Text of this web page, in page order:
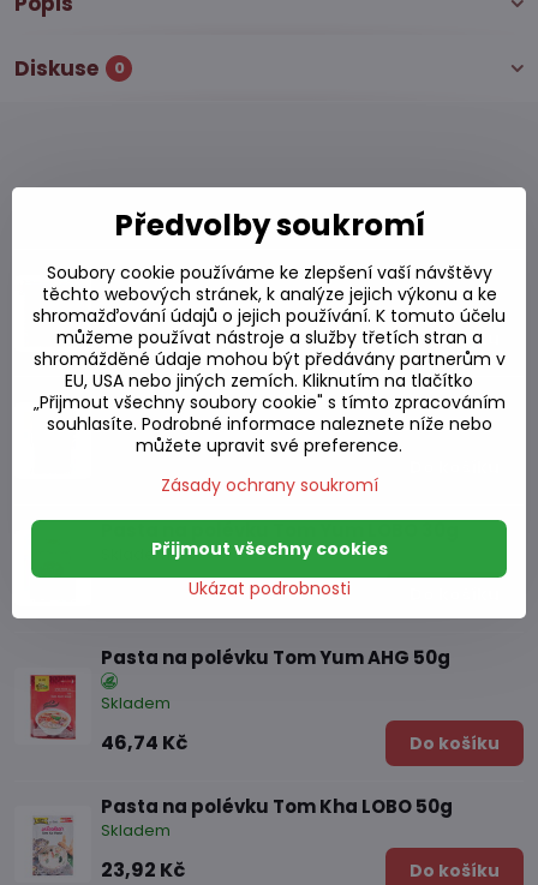
Diskuse 0
Alternativní produkty
Žlutá kari pasta LOBO 400g
Skladem
106,26 Kč Do košíku
Polévková směs Tom Kha LOBO 260g
Skladem
Skladem
Pasta na polévku Tom Yum AHG 50g
Skladem
46,74 Kč Do košíku
Pasta na polévku Tom Kha LOBO 50g
Skladem
23,92 Kč Do košíku
Předvolby soukromí
Soubory cookie používáme ke zlepšení vaší návštěvy
těchto webových stránek, k analýze jejich výkonu a ke
shromažďování údajů o jejich používání. K tomuto účelu
můžeme používat nástroje a služby třetích stran a
shromážděné údaje mohou být předávány partnerům v
EU, USA nebo jiných zemích. Kliknutím na tlačítko
„Přijmout všechny soubory cookie" s tímto zpracováním
souhlasíte. Podrobné informace naleznete níže nebo
můžete upravit své preference.
Zásady ochrany soukromí
Ukázat podrobnosti
Přijmout všechny cookies